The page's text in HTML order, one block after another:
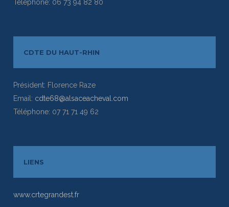
Téléphone: 06 73 94 82 80
CDTE DU HAUT-RHIN
Président: Florence Raze
Email: cdte68@alsaceacheval.com
Téléphone: 07 71 71 49 62
LIENS
www.crtegrandest.fr